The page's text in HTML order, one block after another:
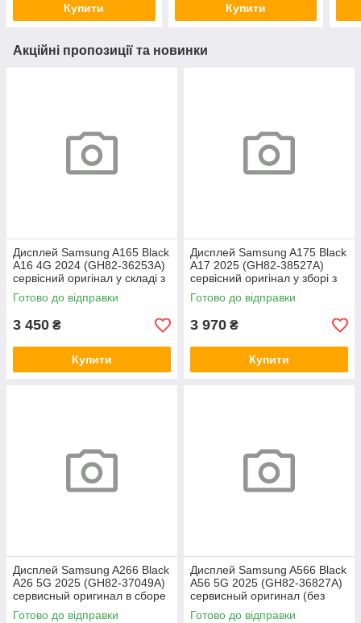
Купити Купити
Акційні пропозиції та новинки
Дисплей Samsung A165 Black
A16 4G 2024 (GH82-36253A)
сервісний оригінал у складі з
рамкою
Готово до відправки
3 450 ₴
Купити
Дисплей Samsung A175 Black
A17 2025 (GH82-38527A)
сервісний оригінал у зборі з
рамкою
Готово до відправки
3 970 ₴
Купити
Дисплей Samsung A266 Black
A26 5G 2025 (GH82-37049A)
сервисный оригинал в сборе
с рамкой
Готово до відправки
Дисплей Samsung A566 Black
A56 5G 2025 (GH82-36827A)
сервисный оригинал (без
рамки)
Готово до відправки